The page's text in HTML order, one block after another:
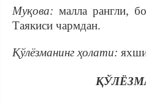
Муқова: малла рангли,
Таякиси чармдан.
Қўлёзманинг ҳолати: